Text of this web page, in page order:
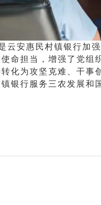
云安惠民村镇银行加
命担当，增强了党
化为攻坚克难、干事
银行服务三农发展和